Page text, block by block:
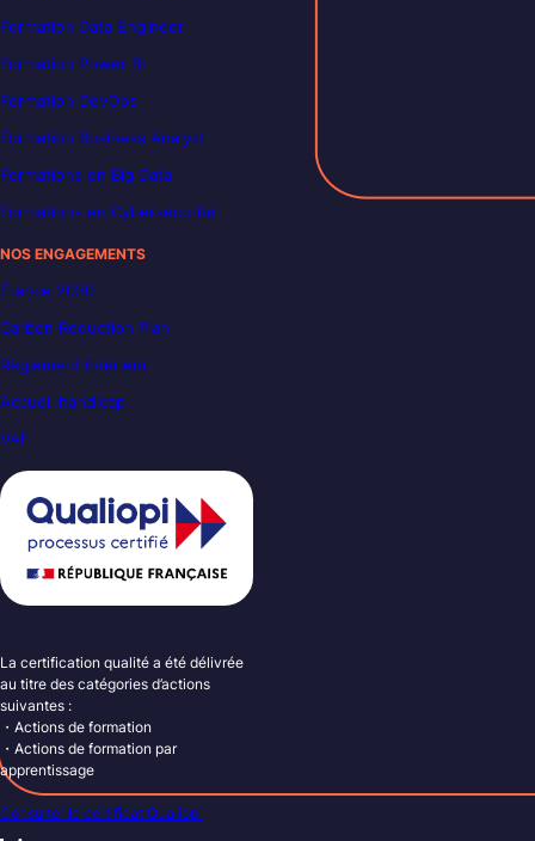
Formation Data Engineer
Formation Power BI
Formation DevOps
Formation Business Analyst
Formations en Big Data
Formations en Cybersécurité
NOS ENGAGEMENTS
France 2030
Carbon Reduction Plan
Règlement intérieur
Accueil handicap
VAE
La certification qualité a été délivrée
au titre des catégories d’actions
suivantes :
・Actions de formation
・Actions de formation par
apprentissage
Consulter le certificat Qualiopi